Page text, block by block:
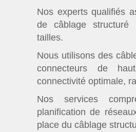
Nos experts qualifiés
de câblage structuré
tailles.
Nous utilisons des
connecteurs de
connectivité optimale,
Nos services
planification de
place du câblage